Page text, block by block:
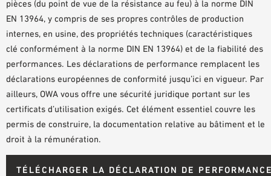
pièces (du point de vue de la résistance au feu) à la norme DIN
EN 13964, y compris de ses propres contrôles de production
internes, en usine, des propriétés techniques (caractéristiques
clé conformément à la norme DIN EN 13964) et de la fiabilité des
performances. Les déclarations de performance remplacent les
déclarations européennes de conformité jusqu’ici en vigueur. Par
ailleurs, OWA vous offre une sécurité juridique portant sur les
certificats d’utilisation exigés. Cet élément essentiel couvre les
permis de construire, la documentation relative au bâtiment et le
droit à la rémunération.
TÉLÉCHARGER LA DÉCLARATION DE